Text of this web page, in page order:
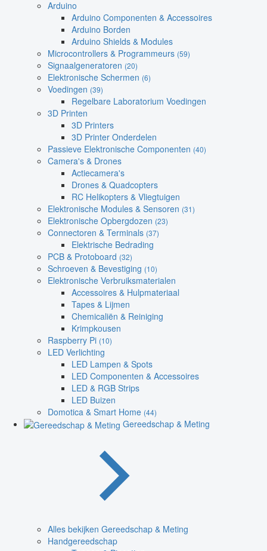
Arduino
Arduino Componenten & Accessoires
Arduino Borden
Arduino Shields & Modules
Microcontrollers & Programmeurs (59)
Signaalgeneratoren (20)
Elektronische Schermen (6)
Voedingen (39)
Regelbare Laboratorium Voedingen
3D Printen
3D Printers
3D Printer Onderdelen
Passieve Elektronische Componenten (40)
Camera's & Drones
Actiecamera's
Drones & Quadcopters
RC Helikopters & Vliegtuigen
Elektronische Modules & Sensoren (31)
Elektronische Opbergdozen (23)
Connectoren & Terminals (37)
Elektrische Bedrading
PCB & Protoboard (32)
Schroeven & Bevestiging (10)
Elektronische Verbruiksmaterialen
Accessoires & Hulpmateriaal
Tapes & Lijmen
Chemicaliën & Reiniging
Krimpkousen
Raspberry Pi (10)
LED Verlichting
LED Lampen & Spots
LED Componenten & Accessoires
LED & RGB Strips
LED Buizen
Domotica & Smart Home (44)
Gereedschap & Meting
Alles bekijken Gereedschap & Meting
Handgereedschap